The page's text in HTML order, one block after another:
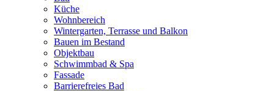
Küche
Wohnbereich
Wintergarten, Terrasse und Balkon
Bauen im Bestand
Objektbau
Schwimmbad & Spa
Fassade
Barrierefreies Bad